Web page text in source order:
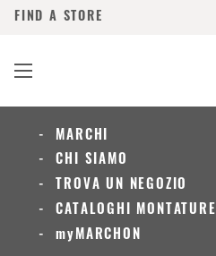
FIND A STORE
MARCHI
CHI SIAMO
TROVA UN NEGOZIO
CATALOGHI MONTATURE
myMARCHON